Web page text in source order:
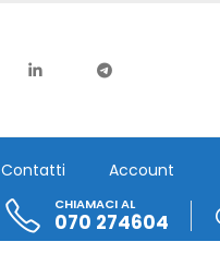
Contatti Account
CHIAMACI AL
070 274604